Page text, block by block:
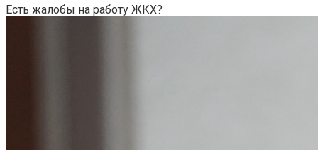
Есть жалобы на работу ЖКХ?